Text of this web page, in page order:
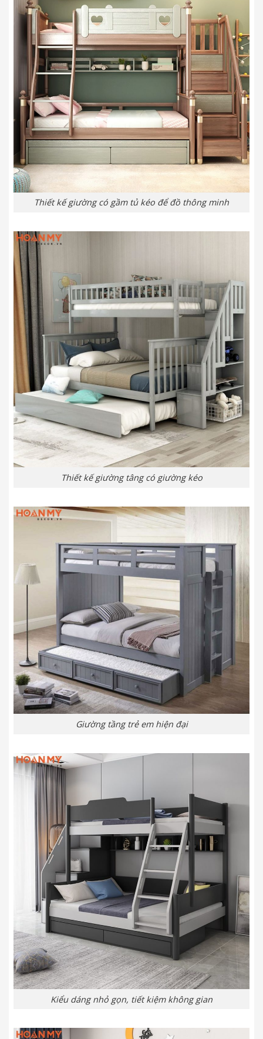
Thiết kế giường có gầm tủ kéo để đồ thông minh
Thiết kế giường tâng có giường kéo
Giường tầng trẻ em hiện đại
Kiểu dáng nhỏ gọn, tiết kiệm không gian